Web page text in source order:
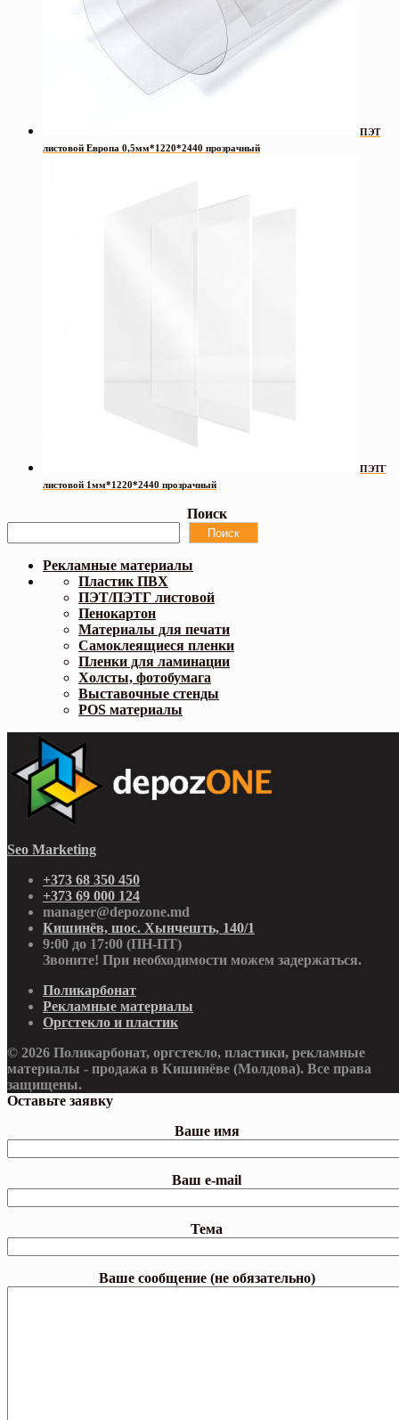
ПЭТ
листовой Европа 0,5мм*1220*2440 прозрачный
ПЭТГ
листовой 1мм*1220*2440 прозрачный
Поиск
Поиск
Рекламные материалы
Пластик ПВХ
ПЭТ/ПЭТГ листовой
Пенокартон
Материалы для печати
Самоклеящиеся пленки
Пленки для ламинации
Холсты, фотобумага
Выставочные стенды
POS материалы
Seo Marketing
+373 68 350 450
+373 69 000 124
manager@depozone.md
Кишинёв, шос. Хынчешть, 140/1
9:00 до 17:00 (ПН-ПТ)
Звоните! При необходимости можем задержаться.
Поликарбонат
Рекламные материалы
Оргстекло и пластик
© 2026 Поликарбонат, оргстекло, пластики, рекламные
материалы - продажа в Кишинёве (Молдова). Все права
защищены.
Оставьте заявку
Ваше имя
Ваш e-mail
Тема
Ваше сообщение (не обязательно)